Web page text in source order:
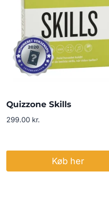
Quizzone Skills
299.00 kr.
Køb her